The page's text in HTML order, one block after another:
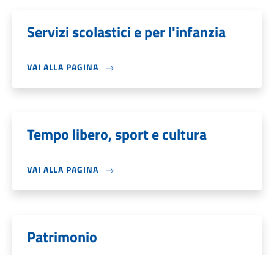
Servizi scolastici e per l'infanzia
VAI ALLA PAGINA
Tempo libero, sport e cultura
VAI ALLA PAGINA
Patrimonio